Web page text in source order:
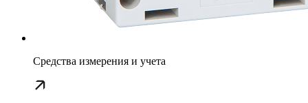
Средства измерения и учета